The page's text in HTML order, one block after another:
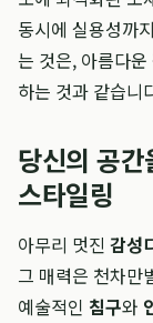
동시에 실용성까
는 것은, 아름다운
하는 것과 같습니
당신의 공
스타일링
아무리 멋진 감성
그 매력은 천차만
예술적인 침구와